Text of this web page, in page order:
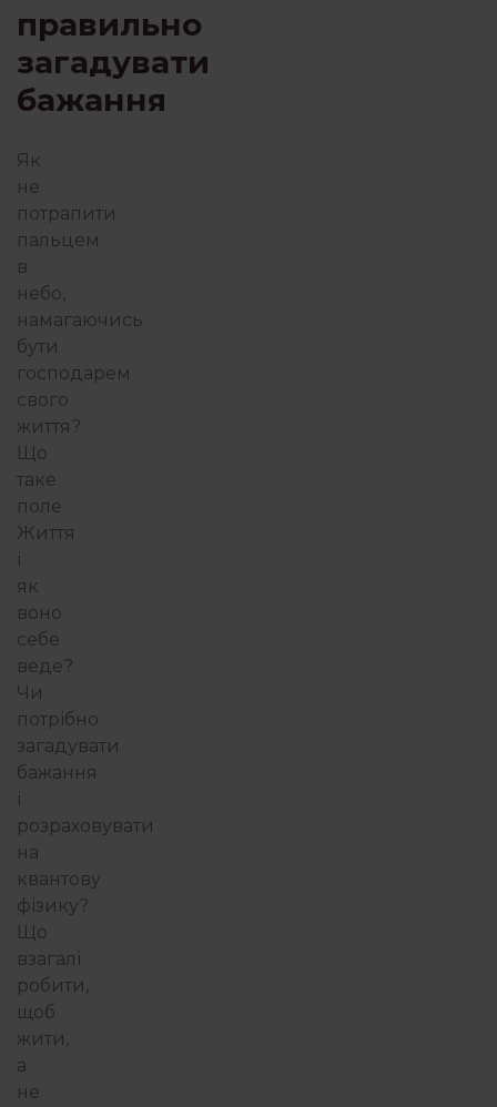
правильно
загадувати
бажання
Як
не
потрапити
пальцем
в
небо,
намагаючись
бути
господарем
свого
життя?
Що
таке
поле
Життя
і
як
воно
себе
веде?
Чи
потрібно
загадувати
бажання
і
розраховувати
на
квантову
фізику?
Що
взагалі
робити,
щоб
жити,
а
не